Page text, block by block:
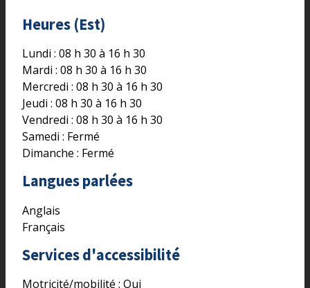
Heures (Est)
Lundi : 08 h 30 à 16 h 30
Mardi : 08 h 30 à 16 h 30
Mercredi : 08 h 30 à 16 h 30
Jeudi : 08 h 30 à 16 h 30
Vendredi : 08 h 30 à 16 h 30
Samedi : Fermé
Dimanche : Fermé
Langues parlées
Anglais
Français
Services d'accessibilité
Motricité/mobilité : Oui